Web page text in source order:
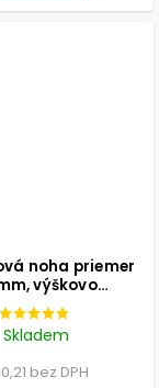
noha priemer
výškovo
300-500mm,
chróm
Skladem
bez DPH